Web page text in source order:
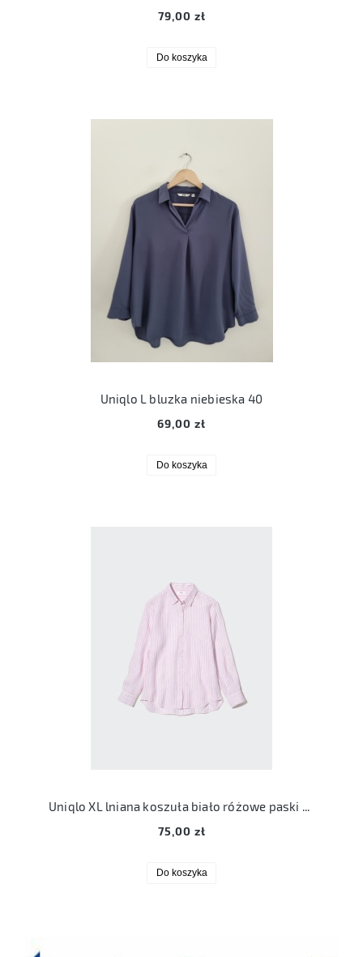
79,00 zł
Do koszyka
Uniqlo L bluzka niebieska 40
69,00 zł
Do koszyka
Uniqlo XL lniana koszuła biało różowe paski 42 len
75,00 zł
Do koszyka